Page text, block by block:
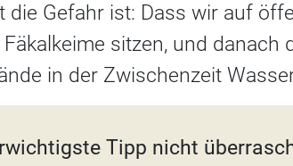
die Gefahr ist: Dass wir auf
sitzen, und danach
in der Zwischenzeit
Tipp nicht